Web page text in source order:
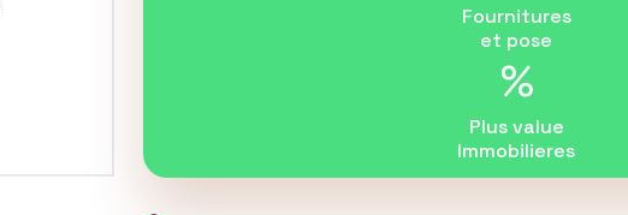
Fournitures
et pose
%
Plus value
Immobilieres